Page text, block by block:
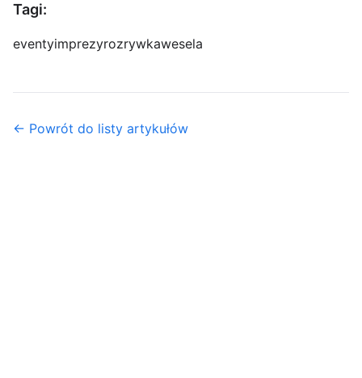
Tagi:
eventyimprezyrozrywkawesela
← Powrót do listy artykułów